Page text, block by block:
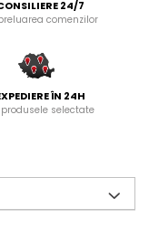
24/7
comenzilor
ÎN 24H
produsele selectate